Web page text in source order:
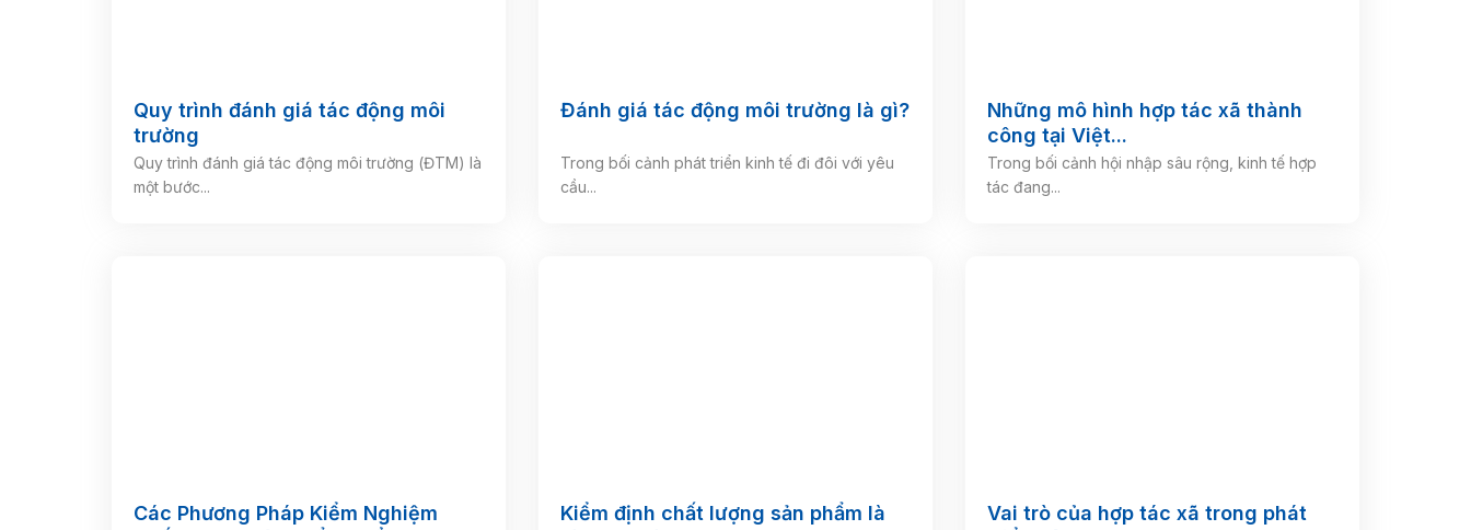
Quy trình đánh giá tác động môi
trường
Quy trình đánh giá tác động môi trường (ĐTM) là
một bước...
Đánh giá tác động môi trường là gì?
Trong bối cảnh phát triển kinh tế đi đôi với yêu
cầu...
Những mô hình hợp tác xã thành
công tại Việt...
Trong bối cảnh hội nhập sâu rộng, kinh tế hợp
tác đang...
Các Phương Pháp Kiểm Nghiệm
Kiểm định chất lượng sản phẩm là
Vai trò của hợp tác xã trong phát